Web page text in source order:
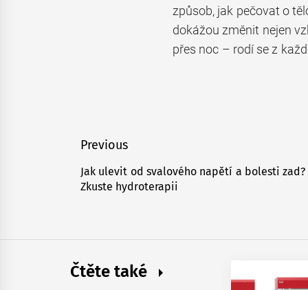
způsob, jak pečovat o
dokážou změnit nejen
přes noc – rodí se z
Navigace
pro
příspěvek
Previous
Previous
post:
Jak ulevit od svalového napětí a bolesti zad?
Zkuste hydroterapii
Čtěte také